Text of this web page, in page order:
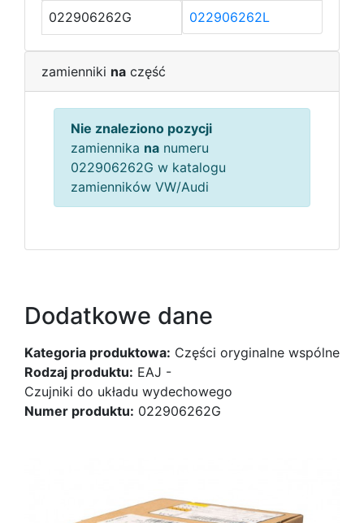
022906262G 022906262L
zamienniki na część
Nie znaleziono pozycji
zamiennika na numeru
022906262G w katalogu
zamienników VW/Audi
Dodatkowe dane
Kategoria produktowa: Części oryginalne wspólne
Rodzaj produktu: EAJ -
Czujniki do układu wydechowego
Numer produktu: 022906262G